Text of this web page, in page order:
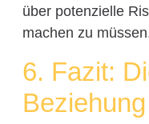
über potenzielle
machen zu
6. Fazit: